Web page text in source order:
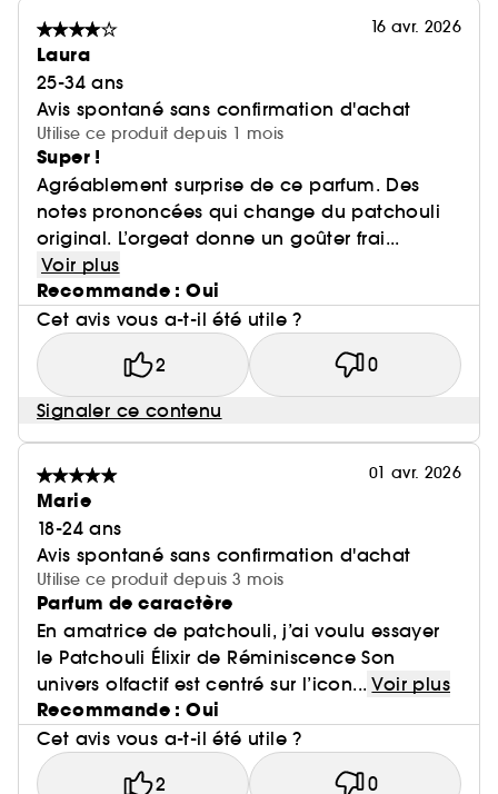
16 avr. 2026
Laura
25-34 ans
Avis spontané sans confirmation d'achat
Utilise ce produit depuis 1 mois
Super !
Agréablement surprise de ce parfum. Des
notes prononcées qui change du patchouli
original. L’orgeat donne un goûter frai...
Voir plus
Recommande : Oui
Cet avis vous a-t-il été utile ?
2 0
Signaler ce contenu
01 avr. 2026
Marie
18-24 ans
Avis spontané sans confirmation d'achat
Utilise ce produit depuis 3 mois
Parfum de caractère
En amatrice de patchouli, j’ai voulu essayer
le Patchouli Élixir de Réminiscence Son
univers olfactif est centré sur l’icon... Voir plus
Recommande : Oui
Cet avis vous a-t-il été utile ?
2 0